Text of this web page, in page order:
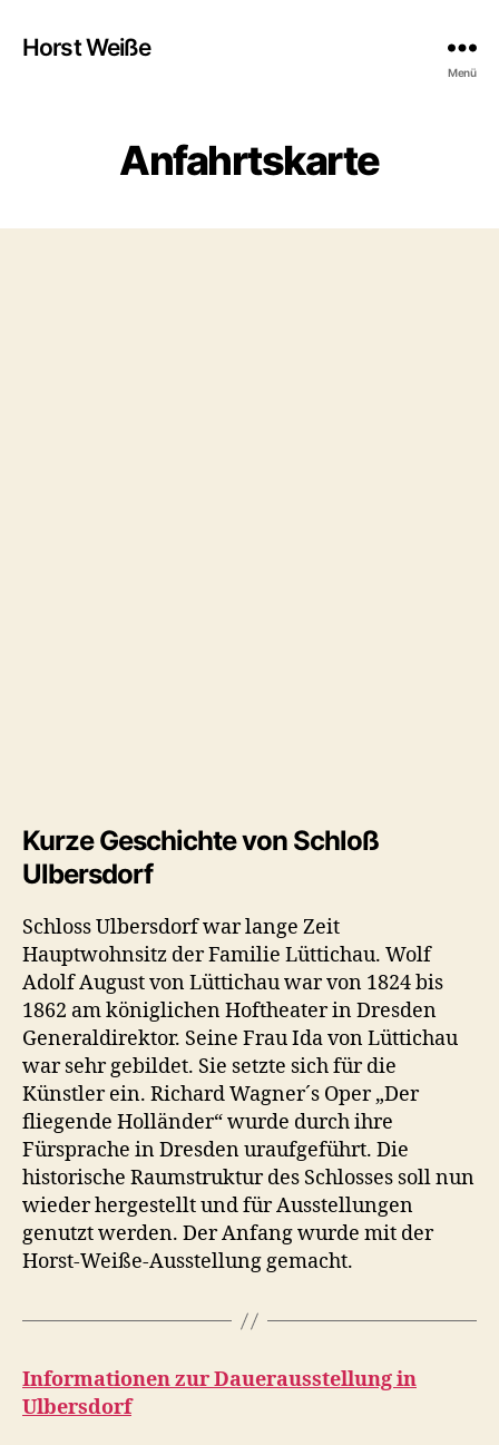
Horst Weiße
Menü
Anfahrtskarte
Kurze Geschichte von Schloß
Ulbersdorf
Schloss Ulbersdorf war lange Zeit
Hauptwohnsitz der Familie Lüttichau. Wolf
Adolf August von Lüttichau war von 1824 bis
1862 am königlichen Hoftheater in Dresden
Generaldirektor. Seine Frau Ida von Lüttichau
war sehr gebildet. Sie setzte sich für die
Künstler ein. Richard Wagner´s Oper „Der
fliegende Holländer“ wurde durch ihre
Fürsprache in Dresden uraufgeführt. Die
historische Raumstruktur des Schlosses soll nun
wieder hergestellt und für Ausstellungen
genutzt werden. Der Anfang wurde mit der
Horst-Weiße-Ausstellung gemacht.
Informationen zur Dauerausstellung in
Ulbersdorf